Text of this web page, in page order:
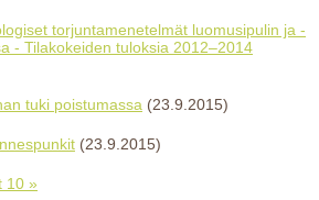
torjuntamenetelmät luomusipulin ja -
- Tilakokeiden tuloksia 2012–2014
tuki poistumassa (23.9.2015)
(23.9.2015)
10 »